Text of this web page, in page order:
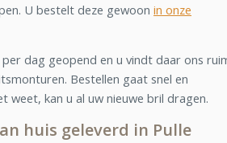
U bestelt deze gewoon in onze
dag geopend en u vindt daar ons
Bestellen gaat snel en
weet, kan u al uw nieuwe bril dragen.
huis geleverd in Pulle